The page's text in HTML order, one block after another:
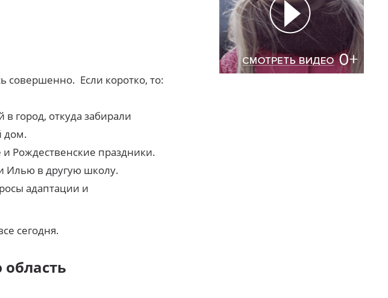
совершенно. Если коротко, то:
город, откуда забирали
дом.
Рождественские праздники.
Илью в другую школу.
адаптации и
сегодня.